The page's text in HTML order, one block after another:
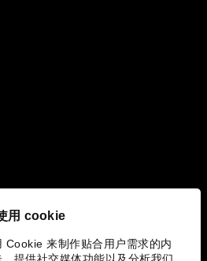
用 cookie
Cookie 来制作贴合用户需求的内